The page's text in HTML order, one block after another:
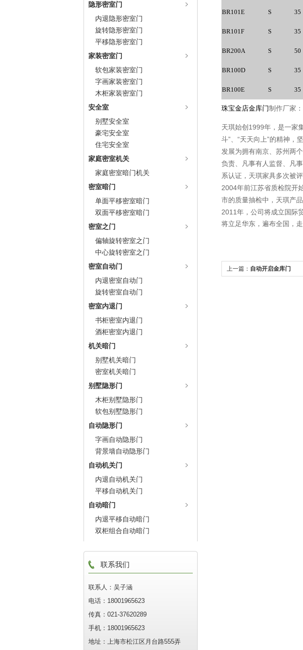
隐形密室门
内退隐形密室门
旋转隐形密室门
平移隐形密室门
家装密室门
软包家装密室门
字画家装密室门
木柜家装密室门
安全室
别墅安全室
豪宅安全室
住宅安全室
家庭密室机关
家庭密室暗门机关
密室暗门
单面平移密室暗门
双面平移密室暗门
密室之门
偏轴旋转密室之门
中心旋转密室之门
密室自动门
内退密室自动门
旋转密室自动门
密室内退门
书柜密室内退门
酒柜密室内退门
机关暗门
别墅机关暗门
密室机关暗门
别墅隐形门
木柜别墅隐形门
软包别墅隐形门
自动隐形门
字画自动隐形门
背景墙自动隐形门
自动机关门
内退自动机关门
平移自动机关门
自动暗门
内退平移自动暗门
双柜组合自动暗门
联系我们
联系人：吴子涵
电话：18001965623
传真：021-37620289
手机：18001965623
地址：上海市松江区月台路555弄
BR101E S 35
BR101F S 35
BR200A S 50
BR100D S 35
BR100E S 35
珠宝金店金库门制作厂家：
天琪始创 1999年，是一家
斗”、 “天天向上”的精神，
发展为拥有南京、苏州两个
负责、凡事有人监督、凡
系认证，天琪家具多次被
2004年前江苏省质检院开
市的质量抽检中，天琪产
2011 年，公司将成立国际
将立足华东，遍布全国，
上一篇： 自动开启金库门